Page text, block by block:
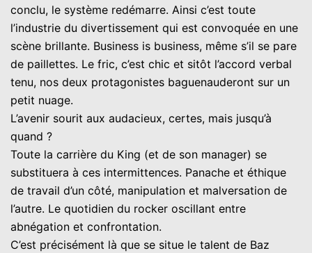
conclu, le système redémarre. Ainsi c’est toute
l’industrie du divertissement qui est convoquée en une
scène brillante. Business is business, même s’il se pare
de paillettes. Le fric, c’est chic et sitôt l’accord verbal
tenu, nos deux protagonistes baguenauderont sur un
petit nuage.
L’avenir sourit aux audacieux, certes, mais jusqu’à
quand ?
Toute la carrière du King (et de son manager) se
substituera à ces intermittences. Panache et éthique
de travail d’un côté, manipulation et malversation de
l’autre. Le quotidien du rocker oscillant entre
abnégation et confrontation.
C’est précisément là que se situe le talent de Baz